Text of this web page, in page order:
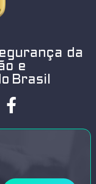
da
e
Brasil